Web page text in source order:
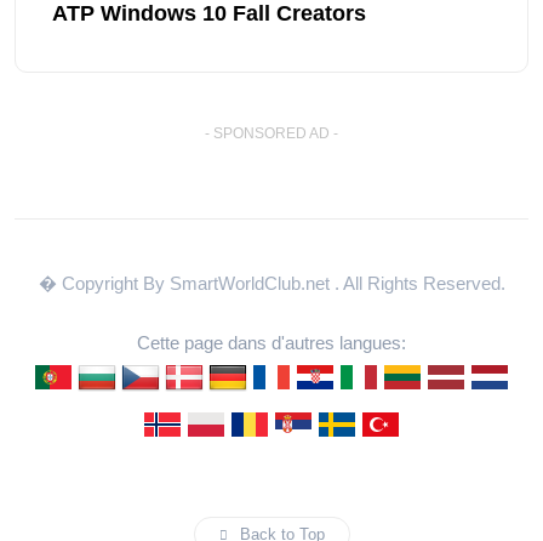
ATP Windows 10 Fall Creators
- SPONSORED AD -
� Copyright By SmartWorldClub.net . All Rights Reserved.
Cette page dans d'autres langues:
Back to Top